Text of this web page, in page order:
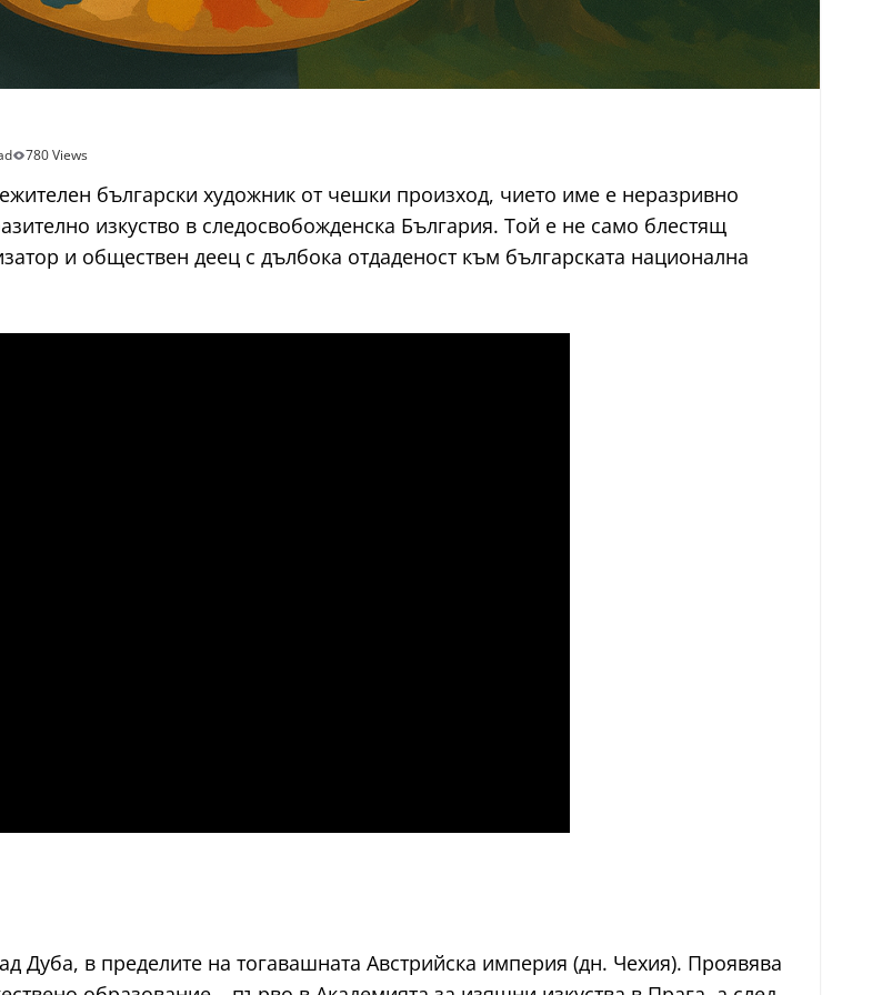
780 Views
български художник от чешки произход, чието име е неразривно
изкуство в следосвобожденска България. Той е не само блестящ
и обществен деец с дълбока отдаденост към българската национална
Дуба, в пределите на тогавашната Австрийска империя (дн. Чехия). Проявява